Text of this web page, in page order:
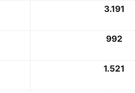
3.191
992
1.521